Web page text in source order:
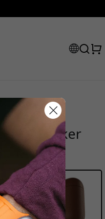
för
och säker
rabatt.